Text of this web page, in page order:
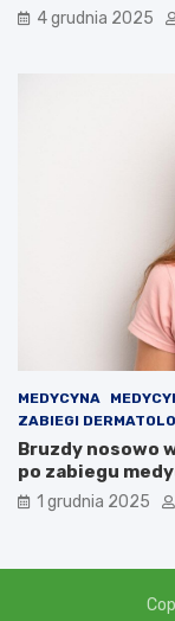
4 grudnia 2025
MEDYCYNA
ZABIEGI
Bruzdy nosowo
po zabiegu
1 grudnia 2025